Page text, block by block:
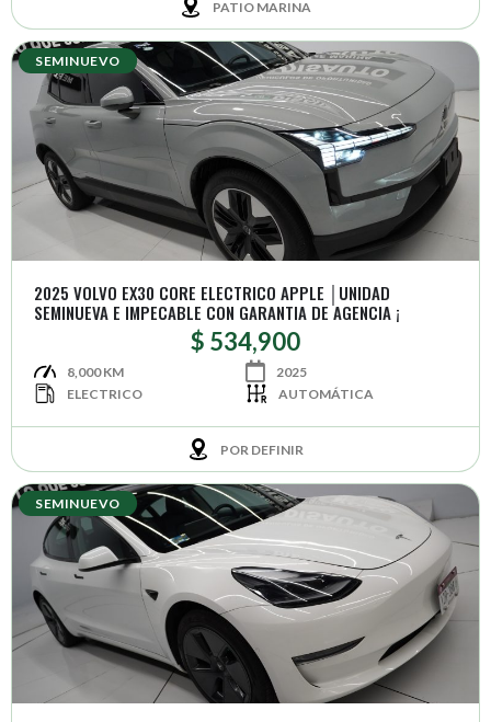
PATIO MARINA
SEMINUEVO
2025 VOLVO EX30 CORE ELECTRICO APPLE │UNIDAD
SEMINUEVA E IMPECABLE CON GARANTIA DE AGENCIA ¡
$ 534,900
8,000 KM
2025
ELECTRICO
AUTOMÁTICA
POR DEFINIR
SEMINUEVO